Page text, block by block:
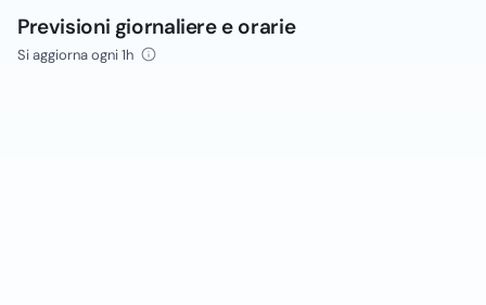
Previsioni giornaliere e orarie
Si aggiorna ogni 1h